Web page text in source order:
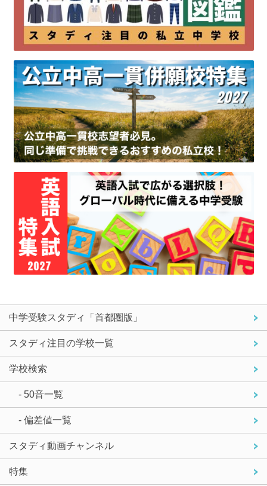
中学受験スタディ「首都圏版」
スタディ注目の学校一覧
学校検索
- 50音一覧
- 偏差値一覧
スタディ動画チャンネル
特集